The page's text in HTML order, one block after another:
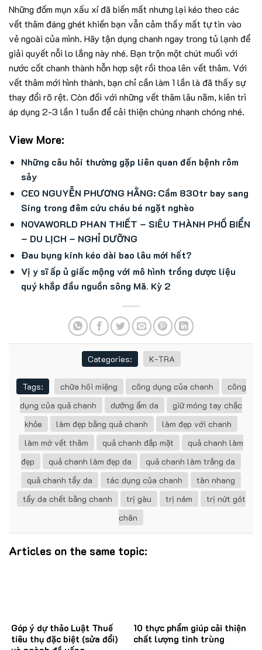
Những đốm mụn xấu xí đã biến mất nhưng lại kéo theo các
vết thâm đáng ghét khiến bạn vẫn cảm thấy mất tự tin vào
vẻ ngoài của mình. Hãy tận dụng chanh ngay trong tủ lạnh để
giải quyết nỗi lo lắng này nhé. Bạn trộn một chút muối với
nước cốt chanh thành hỗn hợp sệt rồi thoa lên vết thâm. Với
vết thâm mới hình thành, bạn chỉ cần làm 1 lần là đã thấy sự
thay đổi rõ rệt. Còn đối với những vết thâm lâu năm, kiên trì
áp dụng 2-3 lần 1 tuần để cải thiện chúng nhanh chóng nhé.
View More:
Những câu hỏi thường gặp liên quan đến bệnh rôm
sảy
CEO NGUYỄN PHƯƠNG HẰNG: Cầm 830tr bay sang
Sing trong đêm cứu cháu bé ngặt nghèo
NOVAWORLD PHAN THIẾT – SIÊU THÀNH PHỐ BIỂN
– DU LỊCH – NGHỈ DƯỠNG
Đau bụng kinh kéo dài bao lâu mới hết?
Vị y sĩ ấp ủ giấc mộng với mô hình trồng dược liệu
quý khắp đầu nguồn sông Mã. Kỳ 2
Categories: K-TRA
Tags: chữa hôi miệng công dụng của chanh
công
dụng của quả chanh
dưỡng ẩm da
giữ móng tay chắc
khỏe
làm đẹp bằng quả chanh
làm đẹp với chanh
làm mờ vết thâm
quả chanh đắp mặt
quả chanh làm
đẹp
quả chanh làm đẹp da
quả chanh làm trắng da
quả chanh tẩy da
tác dụng của chanh
tàn nhang
tẩy da chết bằng chanh
trị gàu trị nám
trị nứt gót
chân
Articles on the same topic:
Góp ý dự thảo Luật Thuế
tiêu thụ đặc biệt (sửa đổi)
10 thực phẩm giúp cải thiện
chất lượng tinh trùng